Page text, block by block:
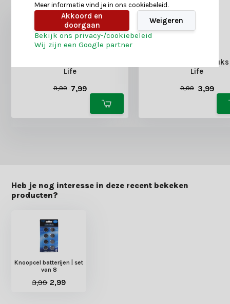
Life
9,99 7,99
Batterijen AAA 16
Life
9,99 3,99
Heb je nog interesse in deze recent bekeken
producten?
Knoopcel batterijen | set
van 8
3,99 2,99
Meer informatie vind je in ons cookiebeleid.
Akkoord en
doorgaan
Weigeren
Bekijk ons privacy-/cookiebeleid
Wij zijn een Google partner